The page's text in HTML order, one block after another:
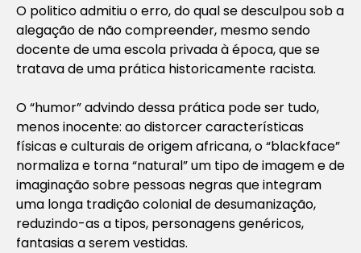
O politico admitiu o erro, do qual se desculpou sob a
alegação de não compreender, mesmo sendo
docente de uma escola privada à época, que se
tratava de uma prática historicamente racista.
O “humor” advindo dessa prática pode ser tudo,
menos inocente: ao distorcer características
físicas e culturais de origem africana, o “blackface”
normaliza e torna “natural” um tipo de imagem e de
imaginação sobre pessoas negras que integram
uma longa tradição colonial de desumanização,
reduzindo-as a tipos, personagens genéricos,
fantasias a serem vestidas.